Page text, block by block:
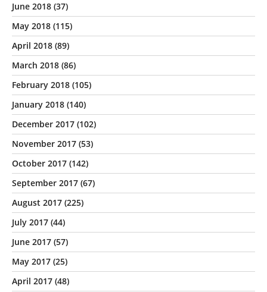
June 2018 (37)
May 2018 (115)
April 2018 (89)
March 2018 (86)
February 2018 (105)
January 2018 (140)
December 2017 (102)
November 2017 (53)
October 2017 (142)
September 2017 (67)
August 2017 (225)
July 2017 (44)
June 2017 (57)
May 2017 (25)
April 2017 (48)